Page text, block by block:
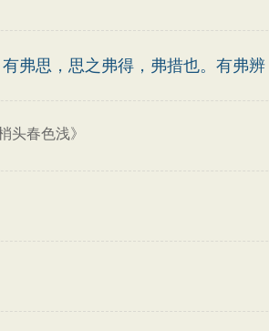
弗思，思之弗得，弗措也。有弗辨
头春色浅》